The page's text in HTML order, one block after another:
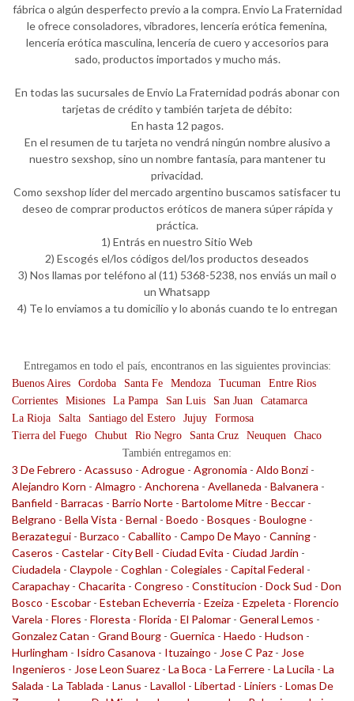
fábrica o algún desperfecto previo a la compra. Envio La Fraternidad
le ofrece consoladores, vibradores, lencería erótica femenina,
lencería erótica masculina, lencería de cuero y accesorios para
sado, productos importados y mucho más.
En todas las sucursales de Envio La Fraternidad podrás abonar con
tarjetas de crédito y también tarjeta de débito:
En hasta 12 pagos.
En el resumen de tu tarjeta no vendrá ningún nombre alusivo a
nuestro sexshop, sino un nombre fantasía, para mantener tu
privacidad.
Como sexshop líder del mercado argentino buscamos satisfacer tu
deseo de comprar productos eróticos de manera súper rápida y
práctica.
1) Entrás en nuestro Sitio Web
2) Escogés el/los códigos del/los productos deseados
3) Nos llamas por teléfono al (11) 5368-5238, nos enviás un mail o
un Whatsapp
4) Te lo enviamos a tu domicilio y lo abonás cuando te lo entregan
Entregamos en todo el país, encontranos en las siguientes provincias:
Buenos Aires
Cordoba Santa Fe Mendoza Tucuman
Entre Rios
Corrientes
Misiones La Pampa San Luis San Juan
Catamarca
La Rioja
Salta Santiago del Estero Jujuy
Formosa
Tierra del Fuego
Chubut Rio Negro Santa Cruz Neuquen
Chaco
También entregamos en:
3 De Febrero - Acassuso - Adrogue - Agronomia - Aldo Bonzi -
Alejandro Korn - Almagro - Anchorena - Avellaneda - Balvanera -
Banfield - Barracas - Barrio Norte - Bartolome Mitre - Beccar -
Belgrano - Bella Vista - Bernal - Boedo - Bosques - Boulogne -
Berazategui - Burzaco - Caballito - Campo De Mayo - Canning -
Caseros - Castelar - City Bell - Ciudad Evita - Ciudad Jardin -
Ciudadela - Claypole - Coghlan - Colegiales - Capital Federal -
Carapachay - Chacarita - Congreso - Constitucion - Dock Sud - Don
Bosco - Escobar - Esteban Echeverria - Ezeiza - Ezpeleta - Florencio
Varela - Flores - Floresta - Florida - El Palomar - General Lemos -
Gonzalez Catan - Grand Bourg - Guernica - Haedo - Hudson -
Hurlingham - Isidro Casanova - Ituzaingo - Jose C Paz - Jose
Ingenieros - Jose Leon Suarez - La Boca - La Ferrere - La Lucila - La
Salada - La Tablada - Lanus - Lavallol - Libertad - Liniers - Lomas De